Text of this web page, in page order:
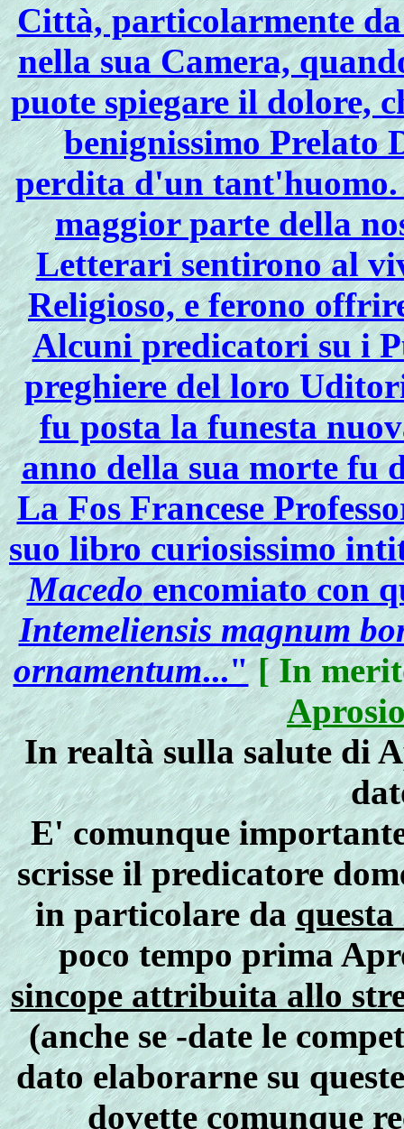
Città, particolarmente
nella sua Camera,
puote spiegare il dolore,
benignissimo Prelato
perdita d'un tant'huomo.
maggior parte della
Letterari sentirono al
Religioso, e ferono
Alcuni predicatori su i
preghiere del loro
fu posta la funesta
anno della sua morte fu
La Fos Francese
suo libro curiosissimo
Macedoencomiato con
Intemeliensis magnum
ornamentum..." [ In
In realtà sulla salute di
E' comunque
scrisse il predicatore
in particolare da
poco tempo prima
sincope attribuita allo
(anche se -date le
dato elaborarne su
dovette comunque